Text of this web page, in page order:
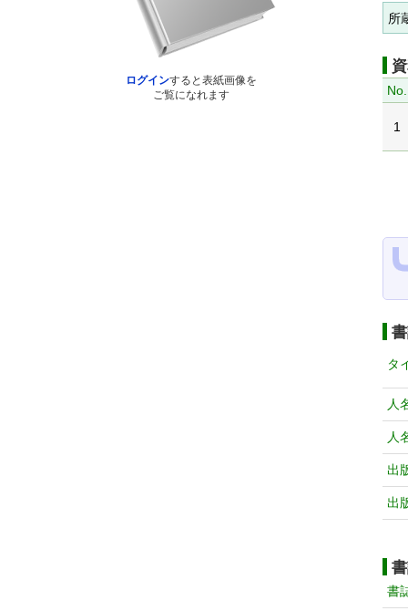
ログインすると表紙画像を
ご覧になれます
所
No.
1
タ
人
人
出
出
書